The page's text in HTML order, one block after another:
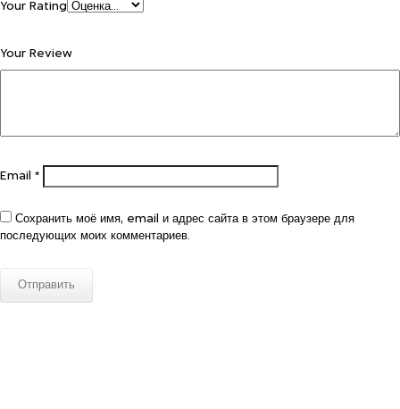
Your Rating
Your Review
Email *
Сохранить моё имя, email и адрес сайта в этом браузере для
последующих моих комментариев.